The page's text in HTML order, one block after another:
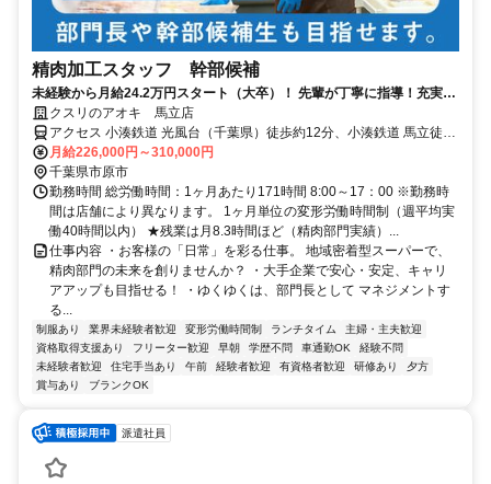
精肉加工スタッフ 幹部候補
未経験から月給24.2万円スタート（大卒）！ 先輩が丁寧に指導！充実し
た研修あり
クスリのアオキ 馬立店
アクセス 小湊鉄道 光風台（千葉県）徒歩約12分、小湊鉄道 馬立徒歩
約15分、小湊鉄道 上総山田徒歩約31分 光風台駅 徒歩14分
月給226,000円～310,000円
千葉県市原市
勤務時間 総労働時間：1ヶ月あたり171時間 8:00～17：00 ※勤務時
間は店舗により異なります。 1ヶ月単位の変形労働時間制（週平均実
働40時間以内） ★残業は月8.3時間ほど（精肉部門実績）...
仕事内容 ・お客様の「日常」を彩る仕事。 地域密着型スーパーで、
精肉部門の未来を創りませんか？ ・大手企業で安心・安定、キャリ
アアップも目指せる！ ・ゆくゆくは、部門長として マネジメントす
る...
制服あり 業界未経験者歓迎 変形労働時間制 ランチタイム
主婦・主夫歓迎
資格取得支援あり
フリーター歓迎 早朝 学歴不問 車通勤OK
経験不問
未経験者歓迎
住宅手当あり 午前 経験者歓迎 有資格者歓迎 研修あり
夕方
賞与あり
ブランクOK
派遣社員